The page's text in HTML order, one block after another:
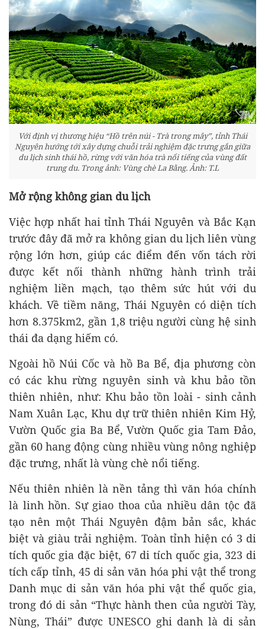
Với định vị thương hiệu “Hồ trên núi - Trà trong mây”, tỉnh Thái
Nguyên hướng tới xây dựng chuỗi trải nghiệm đặc trưng gắn giữa
du lịch sinh thái hồ, rừng với văn hóa trà nổi tiếng của vùng đất
trung du. Trong ảnh: Vùng chè La Bằng. Ảnh: T.L
Mở rộng không gian du lịch
Việc hợp nhất hai tỉnh Thái Nguyên và Bắc Kạn
trước đây đã mở ra không gian du lịch liên vùng
rộng lớn hơn, giúp các điểm đến vốn tách rời
được kết nối thành những hành trình trải
nghiệm liền mạch, tạo thêm sức hút với du
khách. Về tiềm năng, Thái Nguyên có diện tích
hơn 8.375km2, gần 1,8 triệu người cùng hệ sinh
thái đa dạng hiếm có.
Ngoài hồ Núi Cốc và hồ Ba Bể, địa phương còn
có các khu rừng nguyên sinh và khu bảo tồn
thiên nhiên, như: Khu bảo tồn loài - sinh cảnh
Nam Xuân Lạc, Khu dự trữ thiên nhiên Kim Hỷ,
Vườn Quốc gia Ba Bể, Vườn Quốc gia Tam Đảo,
gần 60 hang động cùng nhiều vùng nông nghiệp
đặc trưng, nhất là vùng chè nổi tiếng.
Nếu thiên nhiên là nền tảng thì văn hóa chính
là linh hồn. Sự giao thoa của nhiều dân tộc đã
tạo nên một Thái Nguyên đậm bản sắc, khác
biệt và giàu trải nghiệm. Toàn tỉnh hiện có 3 di
tích quốc gia đặc biệt, 67 di tích quốc gia, 323 di
tích cấp tỉnh, 45 di sản văn hóa phi vật thể trong
Danh mục di sản văn hóa phi vật thể quốc gia,
trong đó di sản “Thực hành then của người Tày,
Nùng, Thái” được UNESCO ghi danh là di sản